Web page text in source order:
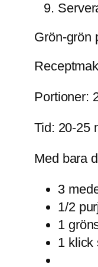
Grön-grön
Portioner:
Tid: 20-25
Med bara
3
1/2
1
1 klick